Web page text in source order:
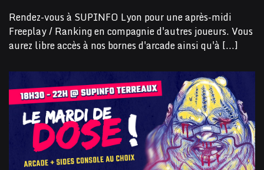
Rendez-vous à SUPINFO Lyon pour une après-midi
Freeplay / Ranking en compagnie d'autres joueurs. Vous
aurez libre accès à nos bornes d'arcade ainsi qu'à [...]